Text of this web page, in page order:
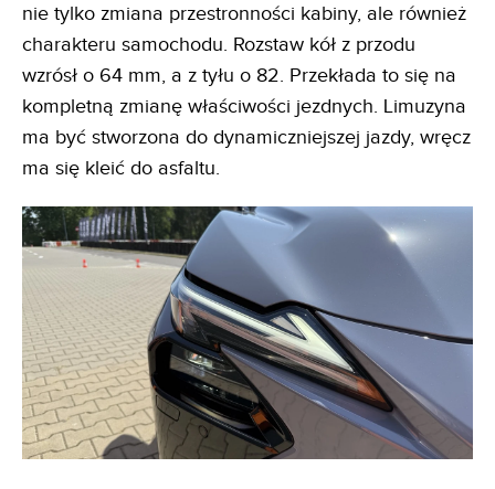
nie tylko zmiana przestronności kabiny, ale również
charakteru samochodu. Rozstaw kół z przodu
wzrósł o 64 mm, a z tyłu o 82. Przekłada to się na
kompletną zmianę właściwości jezdnych. Limuzyna
ma być stworzona do dynamiczniejszej jazdy, wręcz
ma się kleić do asfaltu.